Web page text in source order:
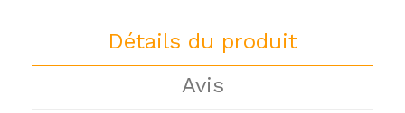
Détails du produit
Avis